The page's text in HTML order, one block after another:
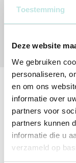
Toestemming
Deze website
We gebruiken
personaliseren,
en om ons
informatie over
partners voor
partners kunnen
informatie die u
verzameld op
Onze
Onze docenten
passie. We